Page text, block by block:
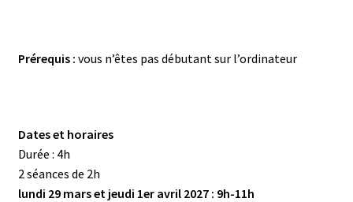
Prérequis : vous n’êtes pas débutant sur l’ordinateur
Dates et horaires
Durée : 4h ­
2 séances de 2h
lundi 29 mars et jeudi 1er avril 2027 : 9h-11h